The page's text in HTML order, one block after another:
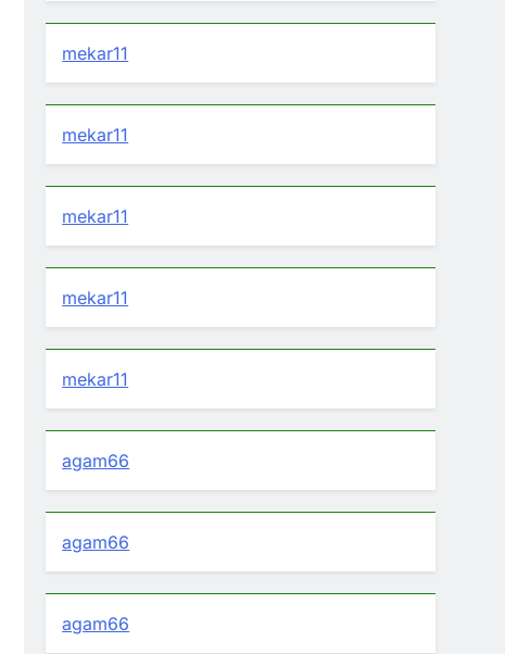
mekar11
mekar11
mekar11
mekar11
mekar11
agam66
agam66
agam66